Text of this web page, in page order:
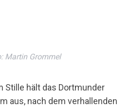
Martin Grommel
Stille hält das Dortmunder
aus, nach dem verhallenden